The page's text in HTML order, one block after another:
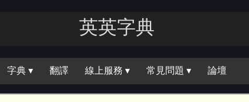
英英字典
字典 ▾ 翻譯 線上服務 ▾ 常見問題 ▾ 論壇